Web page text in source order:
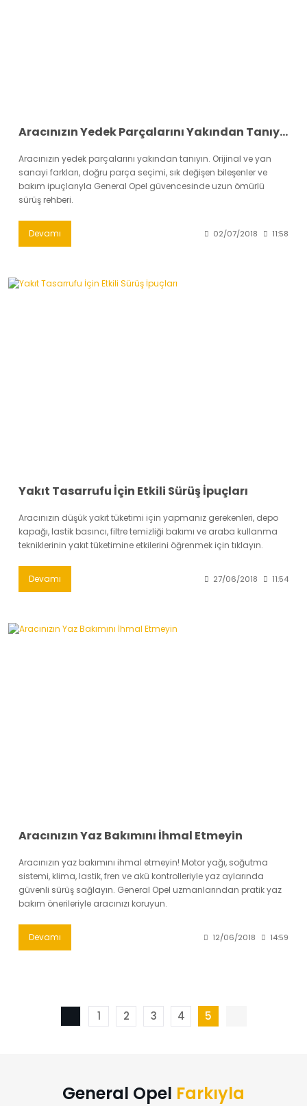
Aracınızın Yedek Parçalarını Yakından Tanıyın
Aracınızın yedek parçalarını yakından tanıyın. Orijinal ve yan
sanayi farkları, doğru parça seçimi, sık değişen bileşenler ve
bakım ipuçlarıyla General Opel güvencesinde uzun ömürlü
sürüş rehberi.
Devamı 02/07/2018 11:58
Yakıt Tasarrufu İçin Etkili Sürüş İpuçları
Aracınızın düşük yakıt tüketimi için yapmanız gerekenleri, depo
kapağı, lastik basıncı, filtre temizliği bakımı ve araba kullanma
tekniklerinin yakıt tüketimine etkilerini öğrenmek için tıklayın.
Devamı 27/06/2018 11:54
Aracınızın Yaz Bakımını İhmal Etmeyin
Aracınızın yaz bakımını ihmal etmeyin! Motor yağı, soğutma
sistemi, klima, lastik, fren ve akü kontrolleriyle yaz aylarında
güvenli sürüş sağlayın. General Opel uzmanlarından pratik yaz
bakım önerileriyle aracınızı koruyun.
Devamı 12/06/2018 14:59
1 2 3 4 5
General Opel Farkıyla